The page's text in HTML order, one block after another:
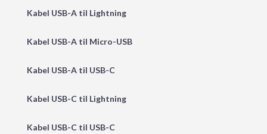
Kabel USB-A til Lightning
Kabel USB-A til Micro-USB
Kabel USB-A til USB-C
Kabel USB-C til Lightning
Kabel USB-C til USB-C